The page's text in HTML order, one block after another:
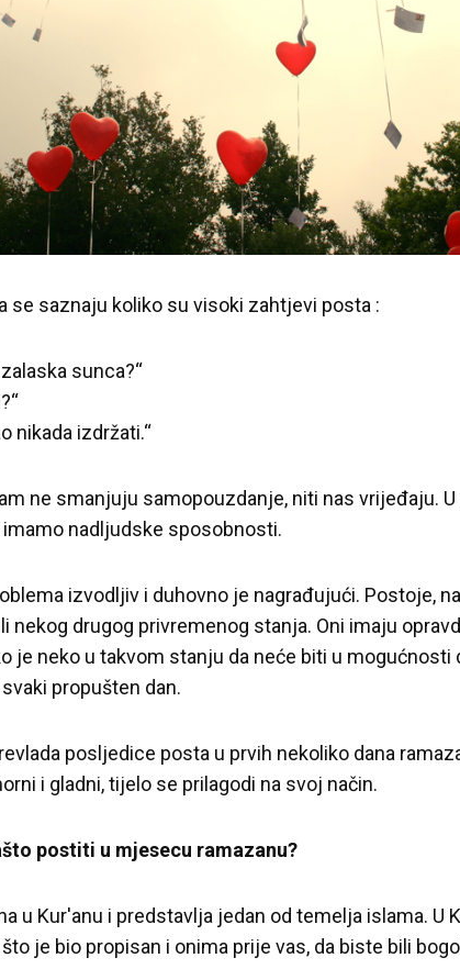
se saznaju koliko su visoki zahtjevi posta :
sunca?“
nikada izdržati.“
ne smanjuju samopouzdanje, niti nas vrijeđaju.
nadljudske sposobnosti.
izvodljiv i duhovno je nagrađujući. Postoje,
nekog drugog privremenog stanja. Oni imaju
je neko u takvom stanju da neće biti u mogućnosti
propušten dan.
posljedice posta u prvih nekoliko dana
i gladni, tijelo se prilagodi na svoj način.
postiti u mjesecu ramazanu?
u Kur'anu i predstavlja jedan od temelja islama. U
je bio propisan i onima prije vas, da biste bili